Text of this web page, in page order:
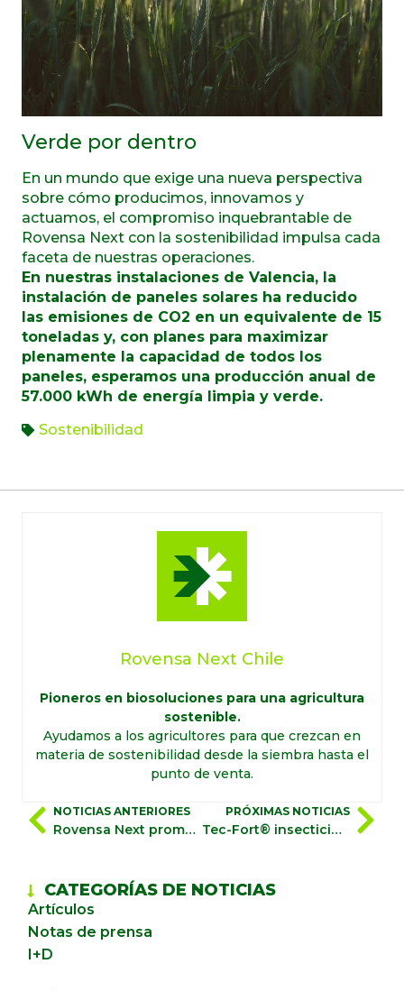
Verde por dentro
En un mundo que exige una nueva perspectiva
sobre cómo producimos, innovamos y
actuamos, el compromiso inquebrantable de
Rovensa Next con la sostenibilidad impulsa cada
faceta de nuestras operaciones.
En nuestras instalaciones de Valencia, la
instalación de paneles solares ha reducido
las emisiones de CO2 en un equivalente de 15
toneladas y, con planes para maximizar
plenamente la capacidad de todos los
paneles, esperamos una producción anual de
57.000 kWh de energía limpia y verde.
Sostenibilidad
Rovensa Next Chile
Pioneros en biosoluciones para una agricultura
sostenible.
Ayudamos a los agricultores para que crezcan en
materia de sostenibilidad desde la siembra hasta el
punto de venta.
NOTICIAS ANTERIORES
Rovensa Next promueve la agricultura sostenible en el New AG International Annual 2023
PRÓXIMAS NOTICIAS
Tec-Fort® insecticida natural, eficaz y de rápido efecto con registro fitosanitario en Chile
CATEGORÍAS DE NOTICIAS
Artículos
Notas de prensa
I+D